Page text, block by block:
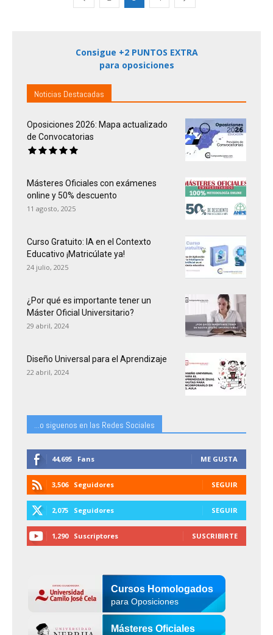
Consigue +2 PUNTOS EXTRA
para oposiciones
Noticias Destacadas
Oposiciones 2026: Mapa actualizado
de Convocatorias
Másteres Oficiales con exámenes
online y 50% descuento
11 agosto, 2025
Curso Gratuito: IA en el Contexto
Educativo ¡Matricúlate ya!
24 julio, 2025
¿Por qué es importante tener un
Máster Oficial Universitario?
29 abril, 2024
Diseño Universal para el Aprendizaje
22 abril, 2024
...o siguenos en las Redes Sociales
44,695 Fans ME GUSTA
3,506 Seguidores SEGUIR
2,075 Seguidores SEGUIR
1,290 Suscriptores SUSCRIBIRTE
Cursos Homologados
para Oposiciones
Másteres Oficiales